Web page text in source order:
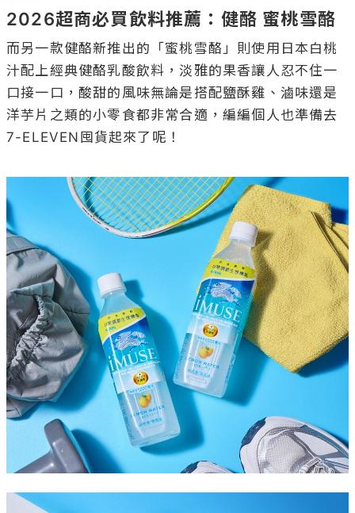
2026超商必買飲料推薦：健酪 蜜桃雪酪
而另一款健酪新推出的「蜜桃雪酪」則使用日本白桃
汁配上經典健酪乳酸飲料，淡雅的果香讓人忍不住一
口接一口，酸甜的風味無論是搭配鹽酥雞、滷味還是
洋芋片之類的小零食都非常合適，編編個人也準備去
7-ELEVEN囤貨起來了呢！